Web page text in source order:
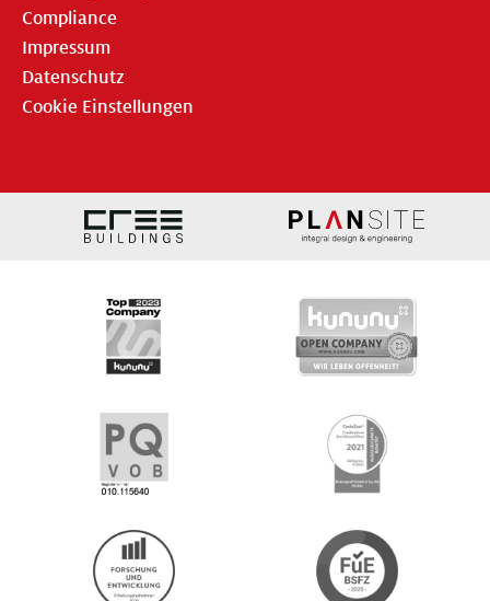
Compliance
Impressum
Datenschutz
Cookie Einstellungen